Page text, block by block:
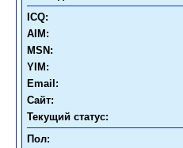
ICQ:
AIM:
MSN:
YIM:
Email:
Сайт:
Текущий статус:
Пол: